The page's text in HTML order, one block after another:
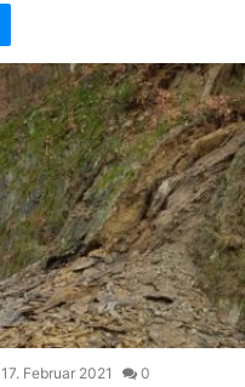
17. Februar 2021 0